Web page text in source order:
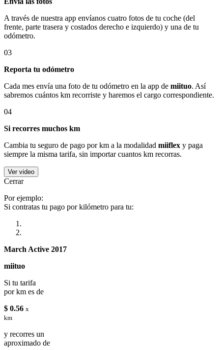
A través de nuestra app envíanos cuatro fotos de tu coche (del
frente, parte trasera y costados derecho e izquierdo) y una de tu
odómetro.
03
Reporta tu odómetro
Cada mes envía una foto de tu odómetro en la app de miituo. Así
sabremos cuántos km recorriste y haremos el cargo correspondiente.
04
Si recorres muchos km
Cambia tu seguro de pago por km a la modalidad miiflex y paga
siempre la misma tarifa, sin importar cuantos km recorras.
Ver video
Cerrar
Por ejemplo:
Si contratas tu pago por kilómetro para tu:
March Active 2017
miituo
Si tu tarifa
por km es de
$ 0.56 x
km
y recorres un
aproximado de